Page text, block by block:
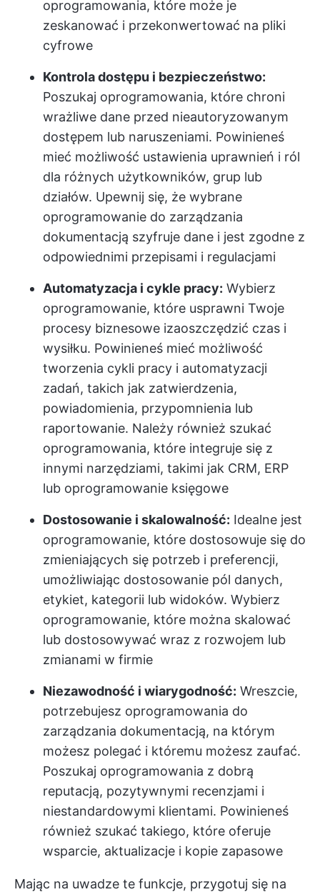
oprogramowania, które może je
zeskanować i przekonwertować na pliki
cyfrowe
Kontrola dostępu i bezpieczeństwo:
Poszukaj oprogramowania, które chroni
wrażliwe dane przed nieautoryzowanym
dostępem lub naruszeniami. Powinieneś
mieć możliwość ustawienia uprawnień i ról
dla różnych użytkowników, grup lub
działów. Upewnij się, że wybrane
oprogramowanie do zarządzania
dokumentacją szyfruje dane i jest zgodne z
odpowiednimi przepisami i regulacjami
Automatyzacja i cykle pracy: Wybierz
oprogramowanie, które usprawni Twoje
procesy biznesowe izaoszczędzić czas i
wysiłku. Powinieneś mieć możliwość
tworzenia cykli pracy i automatyzacji
zadań, takich jak zatwierdzenia,
powiadomienia, przypomnienia lub
raportowanie. Należy również szukać
oprogramowania, które integruje się z
innymi narzędziami, takimi jak CRM, ERP
lub oprogramowanie księgowe
Dostosowanie i skalowalność: Idealne jest
oprogramowanie, które dostosowuje się do
zmieniających się potrzeb i preferencji,
umożliwiając dostosowanie pól danych,
etykiet, kategorii lub widoków. Wybierz
oprogramowanie, które można skalować
lub dostosowywać wraz z rozwojem lub
zmianami w firmie
Niezawodność i wiarygodność: Wreszcie,
potrzebujesz oprogramowania do
zarządzania dokumentacją, na którym
możesz polegać i któremu możesz zaufać.
Poszukaj oprogramowania z dobrą
reputacją, pozytywnymi recenzjami i
niestandardowymi klientami. Powinieneś
również szukać takiego, które oferuje
wsparcie, aktualizacje i kopie zapasowe
Mając na uwadze te funkcje, przygotuj się na